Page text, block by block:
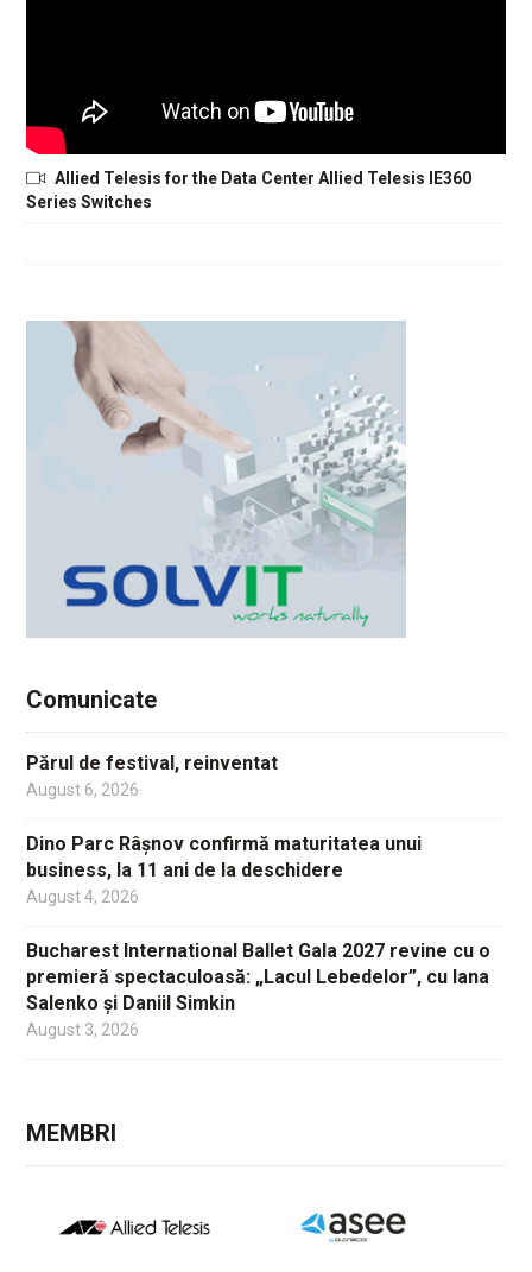
Allied Telesis for the Data Center Allied Telesis IE360
Series Switches
Comunicate
Părul de festival, reinventat
August 6, 2026
Dino Parc Râșnov confirmă maturitatea unui
business, la 11 ani de la deschidere
August 4, 2026
Bucharest International Ballet Gala 2027 revine cu o
premieră spectaculoasă: „Lacul Lebedelor”, cu Iana
Salenko și Daniil Simkin
August 3, 2026
MEMBRI